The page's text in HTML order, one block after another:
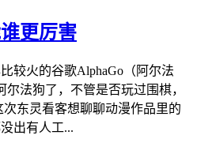
更厉害
较火的谷歌AlphaGo（阿尔法
法狗了，不管是否玩过围棋，
东灵看客想聊聊动漫作品里的
出有人工...